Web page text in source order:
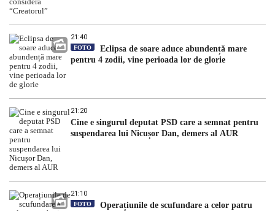
21:40
FOTO
Eclipsa de soare aduce abundență mare
pentru 4 zodii, vine perioada lor de glorie
21:20
Cine e singurul deputat PSD care a semnat pentru
suspendarea lui Nicușor Dan, demers al AUR
21:10
FOTO
Operațiunile de scufundare a celor patru